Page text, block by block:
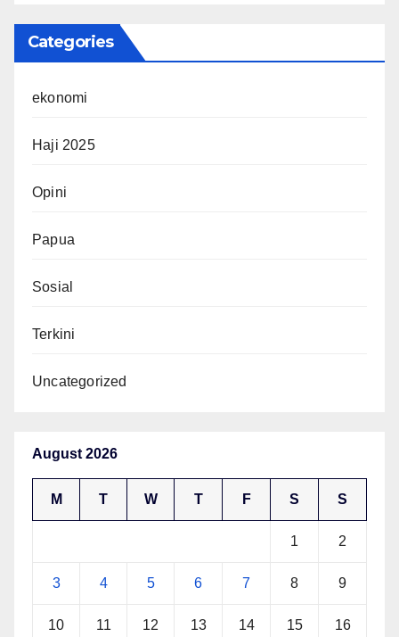
Categories
ekonomi
Haji 2025
Opini
Papua
Sosial
Terkini
Uncategorized
August 2026
M T W T F S S
1 2
3 4 5 6 7 8 9
10 11 12 13 14 15 16